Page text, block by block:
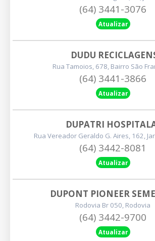
(64) 3441-3076
Atualizar
DUDU
Rua Tamoios, 678, Bairro São
(64) 3441-3866
Atualizar
DUPATRI
Rua Vereador Geraldo G. Aires, 162,
(64) 3442-8081
Atualizar
DUPONT PIONEER
Rodovia Br 050, Rodovia
(64) 3442-9700
Atualizar